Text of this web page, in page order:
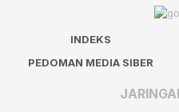
INDEKS
PEDOMAN MEDIA SIBER